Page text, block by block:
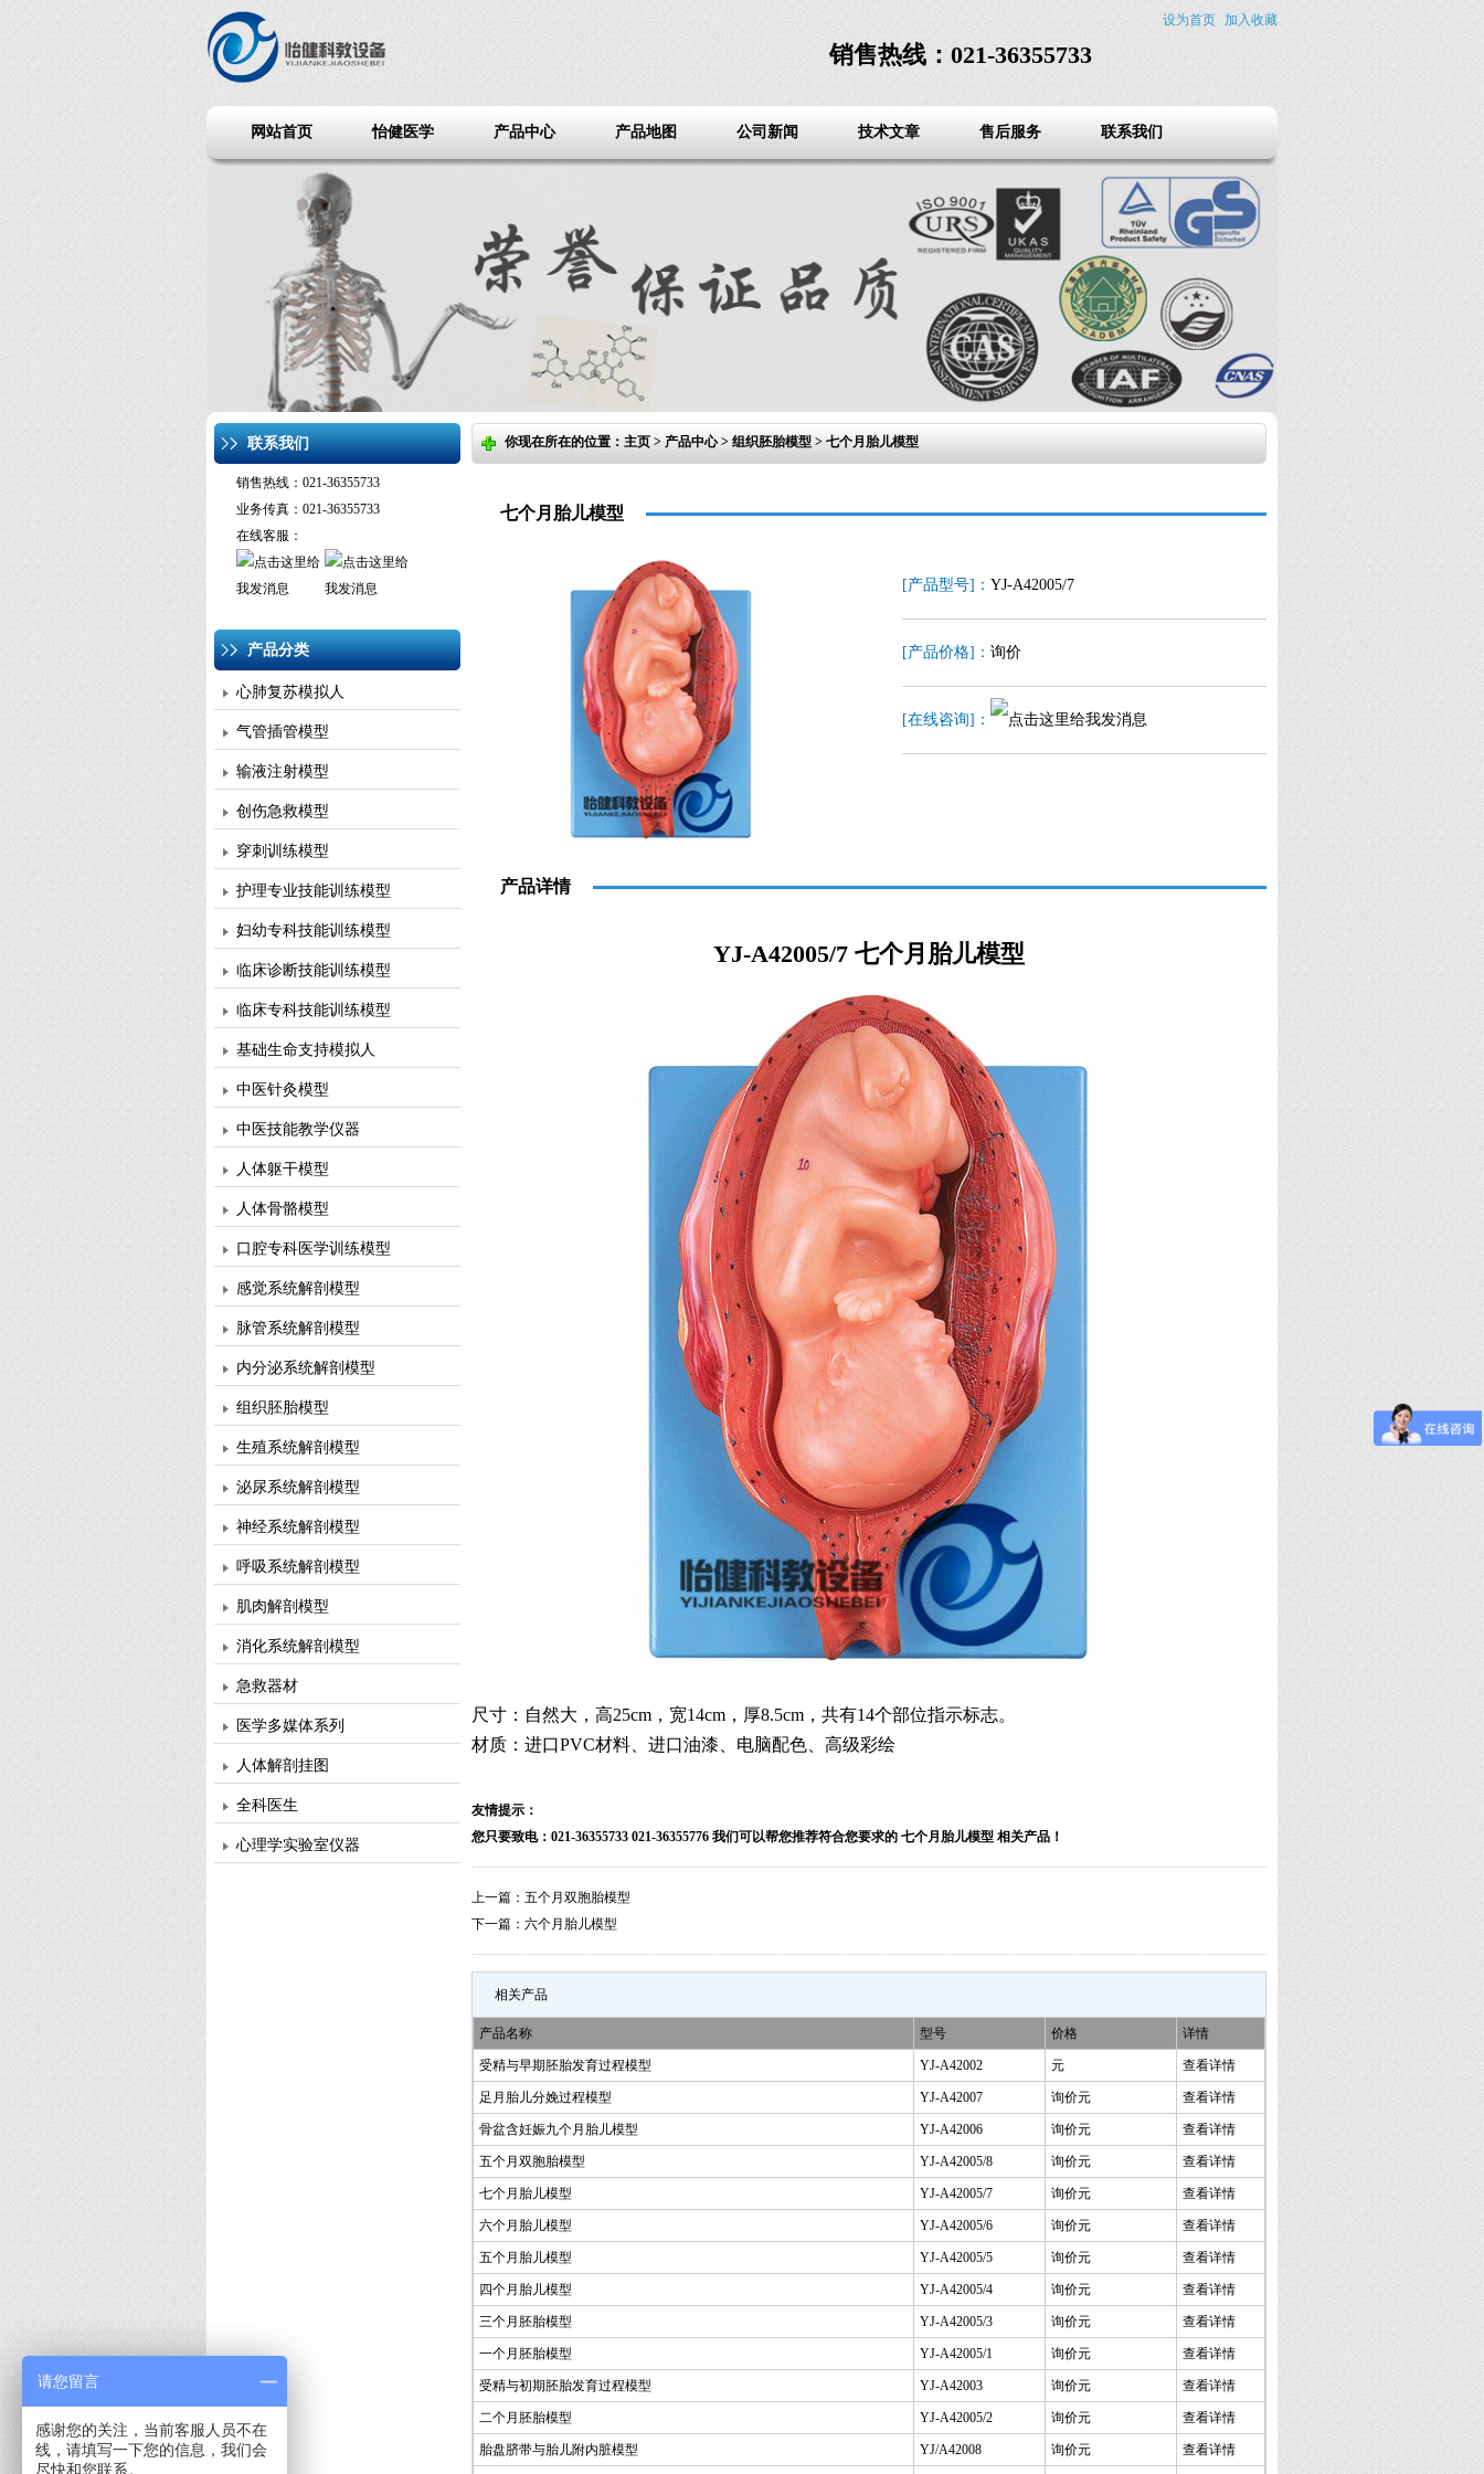
销售热线：021-36355733
设为首页 加入收藏
网站首页 怡健医学 产品中心 产品地图 公司新闻 技术文章 售后服务 联系我们
联系我们
销售热线：021-36355733
业务传真：021-36355733
在线客服：
产品分类
心肺复苏模拟人
气管插管模型
输液注射模型
创伤急救模型
穿刺训练模型
护理专业技能训练模型
妇幼专科技能训练模型
临床诊断技能训练模型
临床专科技能训练模型
基础生命支持模拟人
中医针灸模型
中医技能教学仪器
人体躯干模型
人体骨骼模型
口腔专科医学训练模型
感觉系统解剖模型
脉管系统解剖模型
内分泌系统解剖模型
组织胚胎模型
生殖系统解剖模型
泌尿系统解剖模型
神经系统解剖模型
呼吸系统解剖模型
肌肉解剖模型
消化系统解剖模型
急救器材
医学多媒体系列
人体解剖挂图
全科医生
心理学实验室仪器
你现在所在的位置： 主页 > 产品中心> 组织胚胎模型 > 七个月胎儿模型
七个月胎儿模型
[产品型号]： YJ-A42005/7
[产品价格]： 询价
[在线咨询]：
产品详情
YJ-A42005/7 七个月胎儿模型
尺寸：自然大，高25cm，宽14cm，厚8.5cm，共有14个部位指示标志。
材质：进口PVC材料、进口油漆、电脑配色、高级彩绘
友情提示：
您只要致电：021-36355733 021-36355776 我们可以帮您推荐符合您要求的 七个月胎儿模型 相关产品！
上一篇： 五个月双胞胎模型
下一篇： 六个月胎儿模型
相关产品
产品名称 型号 价格 详情
受精与早期胚胎发育过程模型 YJ-A42002 元 查看详情
足月胎儿分娩过程模型 YJ-A42007 询价元 查看详情
骨盆含妊娠九个月胎儿模型 YJ-A42006 询价元 查看详情
五个月双胞胎模型 YJ-A42005/8 询价元 查看详情
七个月胎儿模型 YJ-A42005/7 询价元 查看详情
六个月胎儿模型 YJ-A42005/6 询价元 查看详情
五个月胎儿模型 YJ-A42005/5 询价元 查看详情
四个月胎儿模型 YJ-A42005/4 询价元 查看详情
三个月胚胎模型 YJ-A42005/3 询价元 查看详情
一个月胚胎模型 YJ-A42005/1 询价元 查看详情
受精与初期胚胎发育过程模型 YJ-A42003 询价元 查看详情
二个月胚胎模型 YJ-A42005/2 询价元 查看详情
胎盘脐带与胎儿附内脏模型 YJ/A42008 询价元 查看详情
请您留言
感谢您的关注，当前客服人员不在
线，请填写一下您的信息，我们会
尽快和您联系。